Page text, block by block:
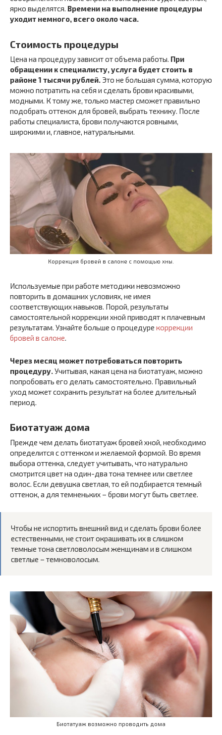
ярко выделятся. Времени на выполнение процедуры
уходит немного, всего около часа.
Стоимость процедуры
Цена на процедуру зависит от объема работы. При
обращении к специалисту, услуга будет стоить в
районе 1 тысячи рублей. Это не большая сумма, которую
можно потратить на себя и сделать брови красивыми,
модными. К тому же, только мастер сможет правильно
подобрать оттенок для бровей, выбрать технику. После
работы специалиста, брови получаются ровными,
широкими и, главное, натуральными.
Коррекция бровей в салоне с помощью хны.
Используемые при работе методики невозможно
повторить в домашних условиях, не имея
соответствующих навыков. Порой, результаты
самостоятельной коррекции хной приводят к плачевным
результатам. Узнайте больше о процедуре коррекции
бровей в салоне.
Через месяц может потребоваться повторить
процедуру.Учитывая, какая цена на биотатуаж, можно
попробовать его делать самостоятельно. Правильный
уход может сохранить результат на более длительный
период.
Биотатуаж дома
Прежде чем делать биотатуаж бровей хной, необходимо
определится с оттенком и желаемой формой. Во время
выбора оттенка, следует учитывать, что натурально
смотрится цвет на один-два тона темнее или светлее
волос. Если девушка светлая, то ей подбирается темный
оттенок, а для темненьких – брови могут быть светлее.
Чтобы не испортить внешний вид и сделать брови более
естественными, не стоит окрашивать их в слишком
темные тона светловолосым женщинам и в слишком
светлые – темноволосым.
Биотатуаж возможно проводить дома